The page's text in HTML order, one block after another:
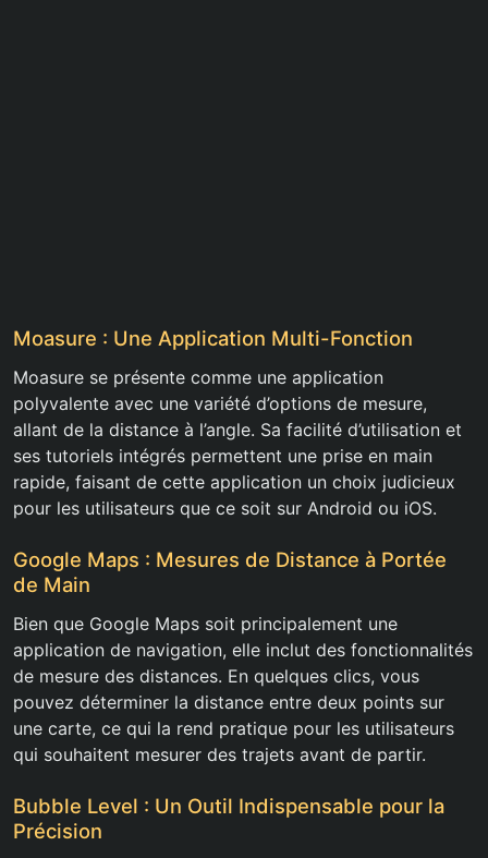
Moasure : Une Application Multi-Fonction
Moasure se présente comme une application
polyvalente avec une variété d’options de mesure,
allant de la distance à l’angle. Sa facilité d’utilisation et
ses tutoriels intégrés permettent une prise en main
rapide, faisant de cette application un choix judicieux
pour les utilisateurs que ce soit sur Android ou iOS.
Google Maps : Mesures de Distance à Portée
de Main
Bien que Google Maps soit principalement une
application de navigation, elle inclut des fonctionnalités
de mesure des distances. En quelques clics, vous
pouvez déterminer la distance entre deux points sur
une carte, ce qui la rend pratique pour les utilisateurs
qui souhaitent mesurer des trajets avant de partir.
Bubble Level : Un Outil Indispensable pour la
Précision